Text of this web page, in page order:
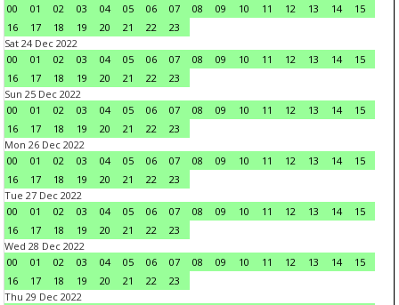
00
01 02 03 04 05 06 07 08 09 10 11 12 13 14
15
16
17 18 19 20 21 22
23
Sat 24 Dec 2022
00
01 02 03 04 05 06 07 08 09 10 11 12 13 14
15
16
17 18 19 20 21 22
23
Sun 25 Dec 2022
00
01 02 03 04 05 06 07 08 09 10 11 12 13 14
15
16
17 18 19 20 21 22
23
Mon 26 Dec 2022
00
01 02 03 04 05 06 07 08 09 10 11 12 13 14
15
16
17 18 19 20 21 22
23
Tue 27 Dec 2022
00
01 02 03 04 05 06 07 08 09 10 11 12 13 14
15
16
17 18 19 20 21 22
23
Wed 28 Dec 2022
00
01 02 03 04 05 06 07 08 09 10 11 12 13 14
15
16
17 18 19 20 21 22
23
Thu 29 Dec 2022